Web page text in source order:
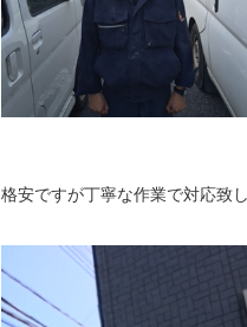
格安ですが丁寧な作業で対応致